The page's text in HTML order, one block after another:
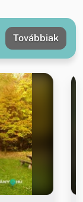
Továbbiak